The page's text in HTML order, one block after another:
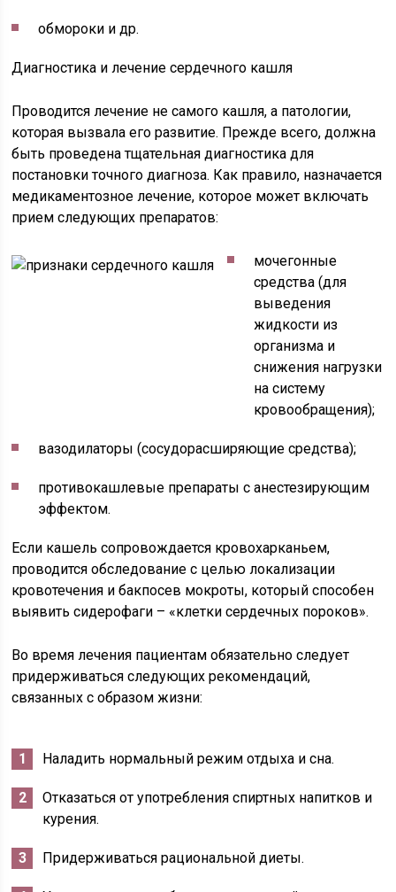
обмороки и др.
Диагностика и лечение сердечного кашля
Проводится лечение не самого кашля, а патологии,
которая вызвала его развитие. Прежде всего, должна
быть проведена тщательная диагностика для
постановки точного диагноза. Как правило, назначается
медикаментозное лечение, которое может включать
прием следующих препаратов:
мочегонные
средства (для
выведения
жидкости из
организма и
снижения нагрузки
на систему
кровообращения);
вазодилаторы (сосудорасширяющие средства);
противокашлевые препараты с анестезирующим
эффектом.
Если кашель сопровождается кровохарканьем,
проводится обследование с целью локализации
кровотечения и бакпосев мокроты, который способен
выявить сидерофаги – «клетки сердечных пороков».
Во время лечения пациентам обязательно следует
придерживаться следующих рекомендаций,
связанных с образом жизни:
Наладить нормальный режим отдыха и сна.
Отказаться от употребления спиртных напитков и
курения.
Придерживаться рациональной диеты.